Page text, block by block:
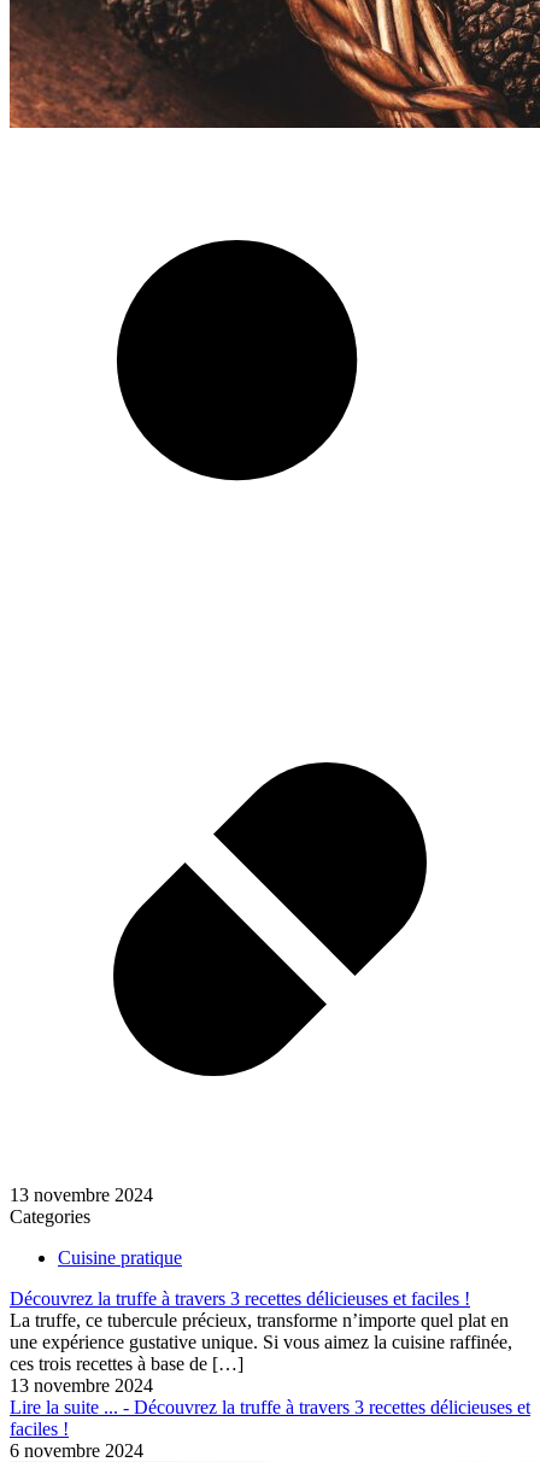
13 novembre 2024
Categories
Cuisine pratique
Découvrez la truffe à travers 3 recettes délicieuses et faciles !
La truffe, ce tubercule précieux, transforme n’importe quel plat en
une expérience gustative unique. Si vous aimez la cuisine raffinée,
ces trois recettes à base de […]
13 novembre 2024
Lire la suite ... - Découvrez la truffe à travers 3 recettes délicieuses et
faciles !
6 novembre 2024